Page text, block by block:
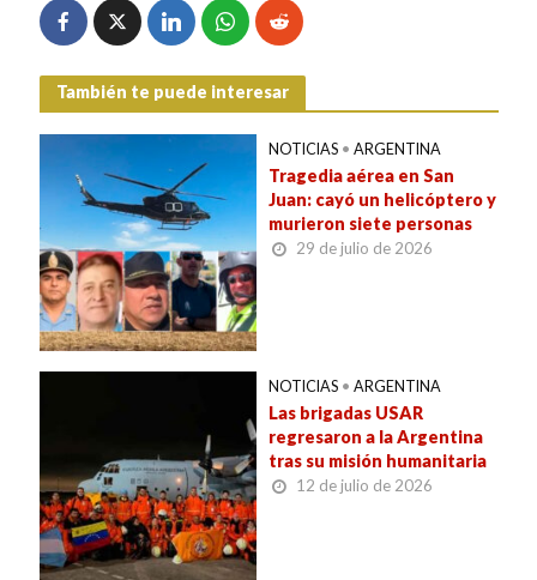
También te puede interesar
NOTICIAS • ARGENTINA
Tragedia aérea en San
Juan: cayó un helicóptero y
murieron siete personas
29 de julio de 2026
NOTICIAS • ARGENTINA
Las brigadas USAR
regresaron a la Argentina
tras su misión humanitaria
12 de julio de 2026